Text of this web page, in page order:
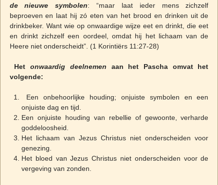
de nieuwe symbolen: “maar laat ieder mens zichzelf
beproeven en laat hij zó eten van het brood en drinken uit de
drinkbeker. Want wie op onwaardige wijze eet en drinkt, die eet
en drinkt zichzelf een oordeel, omdat hij het lichaam van de
Heere niet onderscheidt”. (1 Korintiërs 11:27-28)
Hetonwaardig deelnemen aan het Pascha omvat het
volgende:
Een onbehoorlijke houding; onjuiste symbolen en een
onjuiste dag en tijd.
Een onjuiste houding van rebellie of gewoonte, verharde
goddeloosheid.
Het lichaam van Jezus Christus niet onderscheiden voor
genezing.
Het bloed van Jezus Christus niet onderscheiden voor de
vergeving van zonden.